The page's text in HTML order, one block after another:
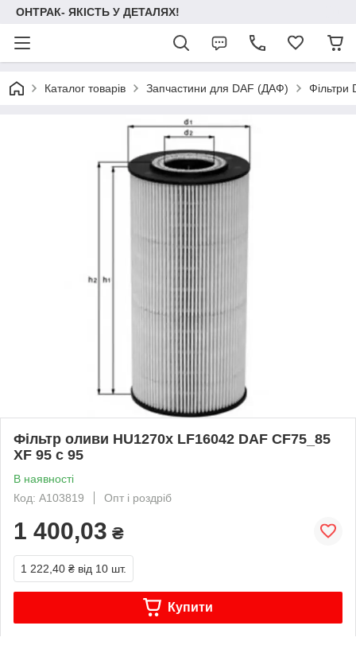
ОНТРАК- ЯКІСТЬ У ДЕТАЛЯХ!
Каталог товарів Запчастини для DAF (ДАФ) Фільтри
Фільтр оливи HU1270х LF16042 DAF CF75_85
XF 95 c 95
В наявності
Код: A103819
Опт і роздріб
1 400,03 ₴
1 222,40 ₴ від 10 шт.
Купити